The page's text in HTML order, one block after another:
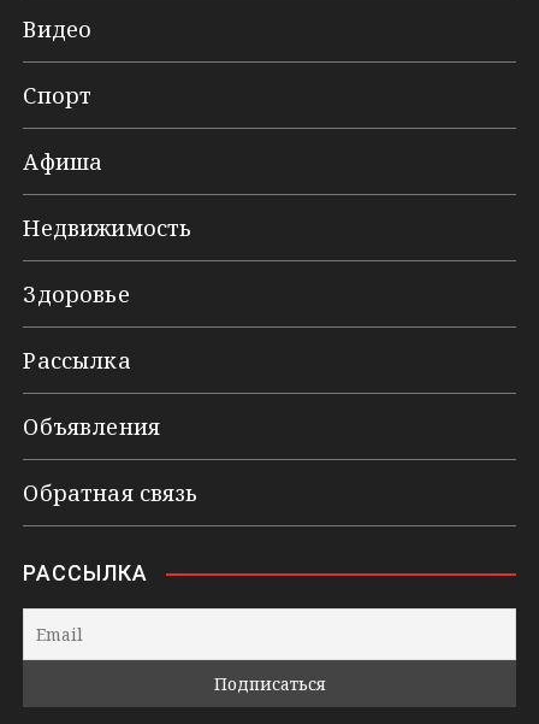
Видео
Спорт
Афиша
Недвижимость
Здоровье
Рассылка
Объявления
Обратная связь
РАССЫЛКА